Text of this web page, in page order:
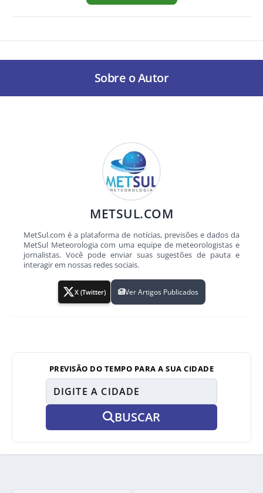
Sobre o Autor
METSUL.COM
MetSul.com é a plataforma de notícias, previsões e dados da
MetSul Meteorologia com uma equipe de meteorologistas e
jornalistas. Você pode enviar suas sugestões de pauta e
interagir em nossas redes sociais.
X (Twitter) Ver Artigos Publicados
PREVISÃO DO TEMPO PARA A SUA CIDADE
BUSCAR